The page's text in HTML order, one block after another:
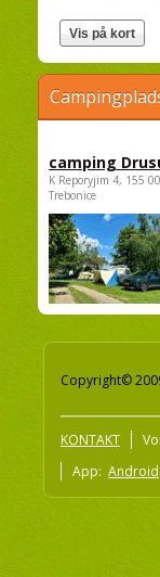
camping
K Reporyjim 4, 155
Trebonice
Copyright©
KONTAKT
App: Android